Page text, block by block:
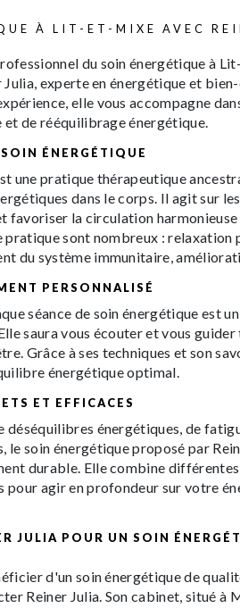
À LIT-ET-MIXE AVEC
du soin énergétique à
Julia, experte en énergétique et
elle vous accompagne
de rééquilibrage énergétique.
ÉNERGÉTIQUE
une pratique thérapeutique
dans le corps. Il agit sur
favoriser la circulation
pratique sont nombreux : relaxation
du système immunitaire,
PERSONNALISÉ
séance de soin énergétique est
saura vous écouter et vous
Grâce à ses techniques et son
énergétique optimal.
ET EFFICACES
déséquilibres énergétiques, de
le soin énergétique proposé par
durable. Elle combine
pour agir en profondeur sur votre
JULIA POUR UN SOIN
d'un soin énergétique de
Reiner Julia. Son cabinet, situé à